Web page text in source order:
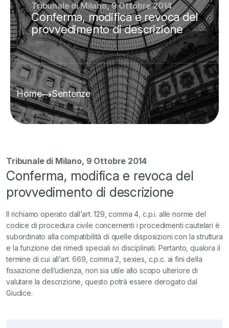
Tribunale di Milano, 9 Ottobre 2014
Conferma, modifica e revoca del
provvedimento di descrizione
Home Sentenze
Tribunale di Milano, 9 Ottobre 2014
Conferma, modifica e revoca del
provvedimento di descrizione
Il richiamo operato dall’art. 129, comma 4, c.p.i. alle norme del
codice di procedura civile concernenti i procedimenti cautelari è
subordinato alla compatibilità di quelle disposizioni con la struttura
e la funzione dei rimedi speciali ivi disciplinati. Pertanto, qualora il
termine di cui all’art. 669, comma 2, sexies, c.p.c. ai fini della
fissazione dell’udienza, non sia utile allo scopo ulteriore di
valutare la descrizione, questo potrà essere derogato dal
Giudice.